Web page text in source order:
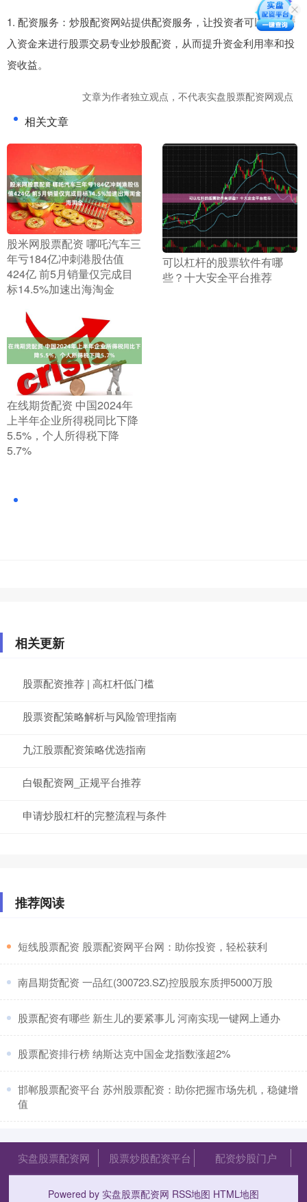
1. 配资服务：炒股配资网站提供配资服务，让投资者可以通过借
入资金来进行股票交易专业炒股配资，从而提升资金利用率和投
资收益。
文章为作者独立观点，不代表实盘股票配资网观点
相关文章
​股米网股票配资 哪吒汽车三
年亏184亿冲刺港股估值
424亿 前5月销量仅完成目
标14.5%加速出海淘金
​可以杠杆的股票软件有哪
些？十大安全平台推荐
​在线期货配资 中国2024年
上半年企业所得税同比下降
5.5%，个人所得税下降
5.7%
相关更新
股票配资推荐 | 高杠杆低门槛
股票资配策略解析与风险管理指南
九江股票配资策略优选指南
白银配资网_正规平台推荐
申请炒股杠杆的完整流程与条件
推荐阅读
​短线股票配资 股票配资网平台网：助你投资，轻松获利
​南昌期货配资 一品红(300723.SZ)控股股东质押5000万股
​股票配资有哪些 新生儿的要紧事儿 河南实现一键网上通办
​股票配资排行榜 纳斯达克中国金龙指数涨超2%
​邯郸股票配资平台 苏州股票配资：助你把握市场先机，稳健增
值
实盘股票配资网 股票炒股配资平台 配资炒股门户
Powered by 实盘股票配资网 RSS地图 HTML地图